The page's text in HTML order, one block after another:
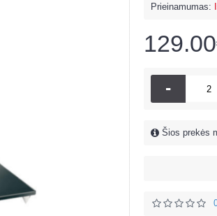
Prieinamumas:
-
Šios prekės